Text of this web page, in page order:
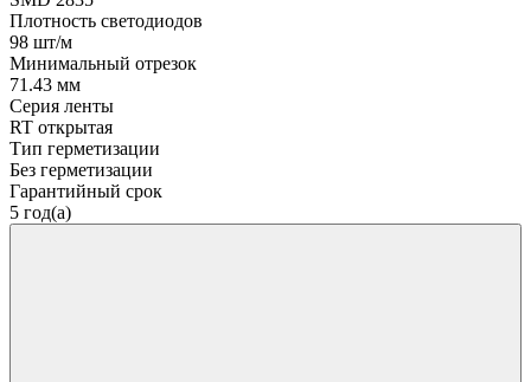
Плотность светодиодов
98 шт/м
Минимальный отрезок
71.43 мм
Серия ленты
RT открытая
Тип герметизации
Без герметизации
Гарантийный срок
5 год(а)